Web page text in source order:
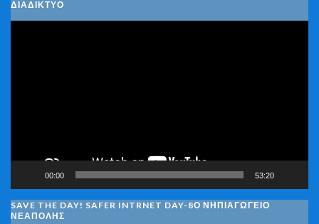
ΔΙΑΔΊΚΤΥΟ
00:00 53:20
SAVE THE DAY! SAFER INTRNET DAY-8Ο ΝΗΠΙΑΓΩΓΕΙΟ
ΝΕΑΠΟΛΗΣ